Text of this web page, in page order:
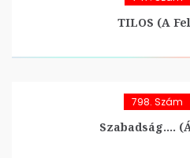
TILOS (A
798. Szám
Szabadság….